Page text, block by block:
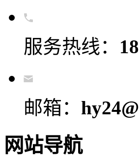
服务热线：
邮箱：
网站导航